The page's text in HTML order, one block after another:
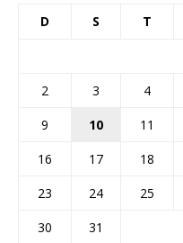
D S T
2
3 4
9
10 11
16
17 18
23
24 25
30
31